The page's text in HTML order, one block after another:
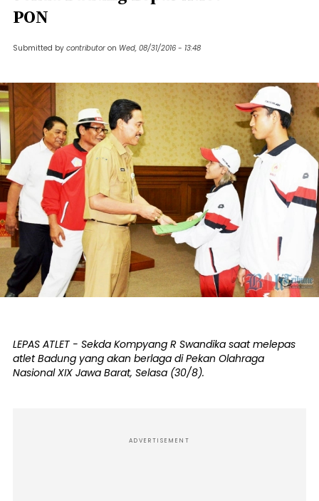
PON
Submitted by contributor on Wed, 08/31/2016 - 13:48
LEPAS ATLET - Sekda Kompyang R Swandika saat melepas
atlet Badung yang akan berlaga di Pekan Olahraga
Nasional XIX Jawa Barat, Selasa (30/8).
ADVERTISEMENT